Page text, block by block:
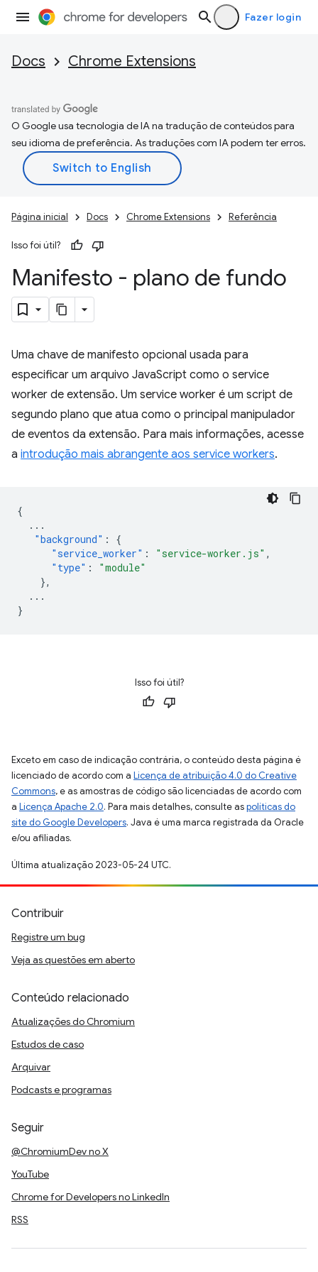
Fazer login
Docs Chrome Extensions
O Google usa tecnologia de IA na tradução de conteúdos para
seu idioma de preferência. As traduções com IA podem ter erros.
Página inicial Docs Chrome Extensions Referência
Isso foi útil?
Manifesto - plano de fundo
Uma chave de manifesto opcional usada para
especificar um arquivo JavaScript como o service
worker de extensão. Um service worker é um script de
segundo plano que atua como o principal manipulador
de eventos da extensão. Para mais informações, acesse
a introdução mais abrangente aos service workers.
{
...
"background" :
{
"service_worker" : "service-worker.js" ,
"type" :
"module"
},
...
}
Isso foi útil?
Exceto em caso de indicação contrária, o conteúdo desta página é
licenciado de acordo com a Licença de atribuição 4.0 do Creative
Commons, e as amostras de código são licenciadas de acordo com
a Licença Apache 2.0. Para mais detalhes, consulte aspolíticas do
site do Google Developers. Java é uma marca registrada da Oracle
e/ou afiliadas.
Última atualização 2023-05-24 UTC.
Contribuir
Registre um bug
Veja as questões em aberto
Conteúdo relacionado
Atualizações do Chromium
Estudos de caso
Arquivar
Podcasts e programas
Seguir
@ChromiumDev no X
YouTube
Chrome for Developers no LinkedIn
RSS